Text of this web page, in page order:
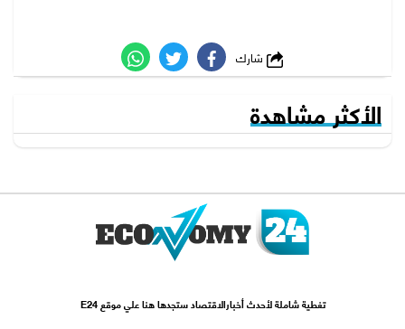
الأكثر مشاهدة
تغطية شاملة لأحدث أخبارالاقتصاد ستجدها هنا علي موقع E24